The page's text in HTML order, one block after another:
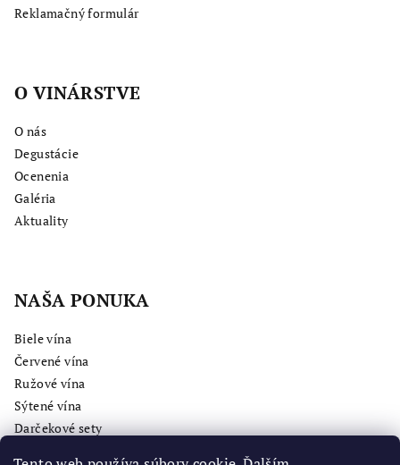
Reklamačný formulár
O VINÁRSTVE
O nás
Degustácie
Ocenenia
Galéria
Aktuality
NAŠA PONUKA
Biele vína
Červené vína
Ružové vína
Sýtené vína
Darčekové sety